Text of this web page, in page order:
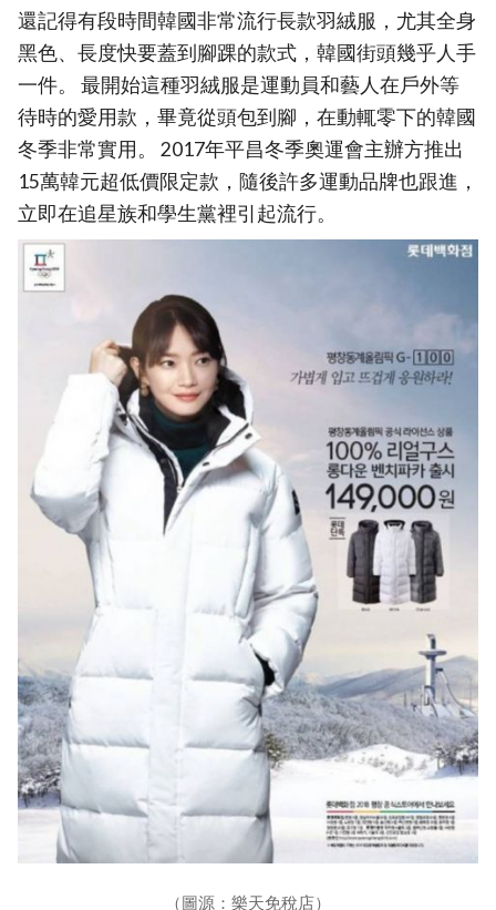
還記得有段時間韓國非常流行長款羽絨服，尤其全身
黑色、長度快要蓋到腳踝的款式，韓國街頭幾乎人手
一件。 最開始這種羽絨服是運動員和藝人在戶外等
待時的愛用款，畢竟從頭包到腳，在動輒零下的韓國
冬季非常實用。 2017年平昌冬季奧運會主辦方推出
15萬韓元超低價限定款，隨後許多運動品牌也跟進，
立即在追星族和學生黨裡引起流行。
（圖源：樂天免稅店）